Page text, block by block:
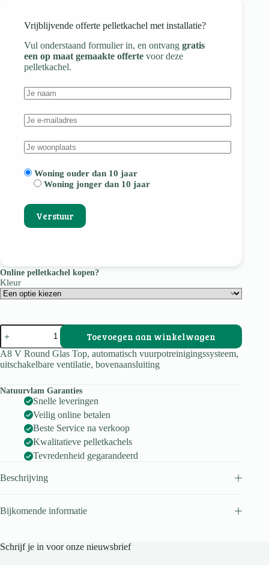
Vrijblijvende offerte pelletkachel met installatie?
Vul onderstaand formulier in, en ontvang gratis
een op maat gemaakte offerte voor deze
pelletkachel.
Woning ouder dan 10 jaar
Woning jonger dan 10 jaar
Online pelletkachel kopen?
Kleur
A8
Round
Glass
top
aantal
Toevoegen aan winkelwagen
A8 V Round Glas Top, automatisch vuurpotreinigingssysteem,
uitschakelbare ventilatie, bovenaansluiting
Natuurvlam Garanties
Snelle leveringen
Veilig online betalen
Beste Service na verkoop
Kwalitatieve pelletkachels
Tevredenheid gegarandeerd
Beschrijving
Bijkomende informatie
Schrijf je in voor onze nieuwsbrief